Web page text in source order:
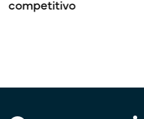
competitivo